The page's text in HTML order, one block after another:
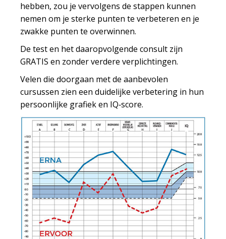
hebben, zou je vervolgens de stappen kunnen
nemen om je sterke punten te verbeteren en je
zwakke punten te overwinnen.
De test en het daaropvolgende consult zijn
GRATIS en zonder verdere verplichtingen.
Velen die doorgaan met de aanbevolen
cursussen zien een duidelijke verbetering in hun
persoonlijke grafiek en IQ‑score.